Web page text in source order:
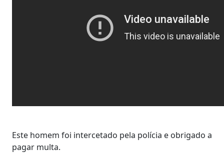
Este homem foi intercetado pela polícia e obrigado a
pagar multa.